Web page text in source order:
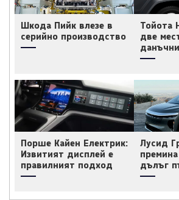
Шкода Пийк влезе в
серийно производство
Тойота
две
Порше Кайен Електрик:
Извитият дисплей е
правилният подход
Лусид
дълъг